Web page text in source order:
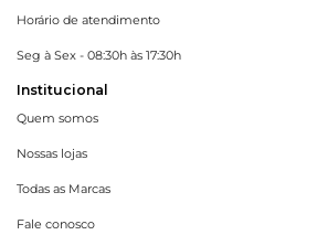
Horário de atendimento
Seg à Sex - 08:30h às 17:30h
Institucional
Quem somos
Nossas lojas
Todas as Marcas
Fale conosco